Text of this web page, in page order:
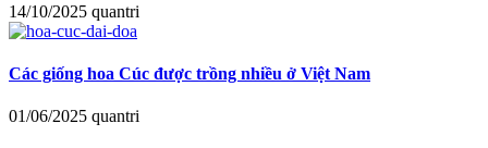
14/10/2025 quantri
Các giống hoa Cúc được trồng nhiều ở Việt Nam
01/06/2025 quantri